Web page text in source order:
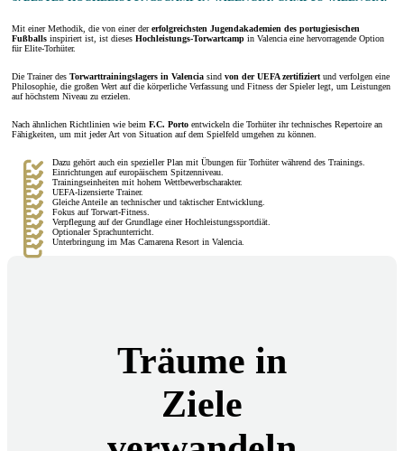
Mit einer Methodik, die von einer dererfolgreichsten Jugendakademien des portugiesischen
Fußballs inspiriert ist, ist dieses Hochleistungs-Torwartcamp in Valencia eine hervorragende Option
für Elite-Torhüter.
Die Trainer des Torwarttrainingslagers in Valencia sind von der UEFA zertifiziert und verfolgen eine
Philosophie, die großen Wert auf die körperliche Verfassung und Fitness der Spieler legt, um Leistungen
auf höchstem Niveau zu erzielen.
Nach ähnlichen Richtlinien wie beim F.C. Porto entwickeln die Torhüter ihr technisches Repertoire an
Fähigkeiten, um mit jeder Art von Situation auf dem Spielfeld umgehen zu können.
Dazu gehört auch ein spezieller Plan mit Übungen für Torhüter während des Trainings.
Einrichtungen auf europäischem Spitzenniveau.
Trainingseinheiten mit hohem Wettbewerbscharakter.
UEFA-lizensierte Trainer.
Gleiche Anteile an technischer und taktischer Entwicklung.
Fokus auf Torwart-Fitness.
Verpflegung auf der Grundlage einer Hochleistungssportdiät.
Optionaler Sprachunterricht.
Unterbringung im Mas Camarena Resort in Valencia.
Träume in
Ziele